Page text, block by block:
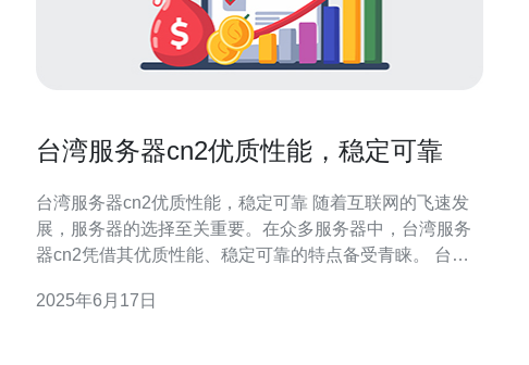
台湾服务器cn2优质性能，稳定可靠
台湾服务器cn2优质性能，稳定可靠 随着互联网的飞速发
展，服务器的选择至关重要。在众多服务器中，台湾服务
器cn2凭借其优质性能、稳定可靠的特点备受青睐。 台湾
接，能够满足用户对高质量网络的需求。其优质的硬件设
2025年6月17日